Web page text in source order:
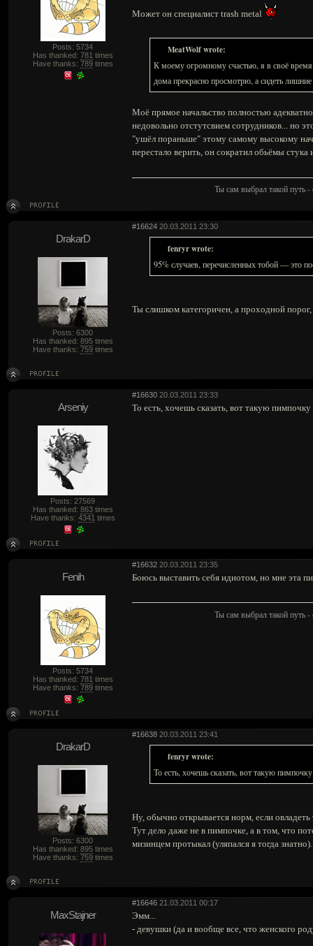
Posts: 5734
Has thanked: 781 times
Have thanks: 789times
Может он специалист trash metal
MeatWolf wrote:
К моему огромному счастью, я в своё время
дома прекрасно просмотрю, а сидеть
Моё прямое начальство полностью
недовольно отстутсвием сотрудников... но
"ушёл пораньше" этому самому высокому
перестало верить, он сократил обьёмы стука
Ты сам выбрал такой путь -
#16624 20.03.2011 23:30
DrakarD
Posts: 6300
Has thanked: 895times
Have thanks: 759times
fenryr wrote:
95% случаев, перечисленных тобой — это
Ты слишком категоричен, а проходной
#16630 20.03.2011 23:33
Arseniy
Posts: 27569
Has thanked: 863times
Have thanks: 4341 times
То есть, хочешь сказать, вот такую
#16632 20.03.2011 23:35
Fenih
Posts: 5734
Has thanked: 781 times
Have thanks: 789times
Боюсь выставить себя идиотом, но мне эта
Ты сам выбрал такой путь -
#16638 20.03.2011 23:41
DrakarD
Posts: 6300
Has thanked: 895times
Have thanks: 759times
fenryr wrote:
То есть, хочешь сказать, вот такую
Ну, обычно открывается норм, если
Тут дело даже не в пимпочке, а в том, что
мизинцем протыкал (уляпался я тогда знатно).
#16646 21.03.2011 00:17
MaxStajner
Эмм...
- девушки (да и вообще все, что женского